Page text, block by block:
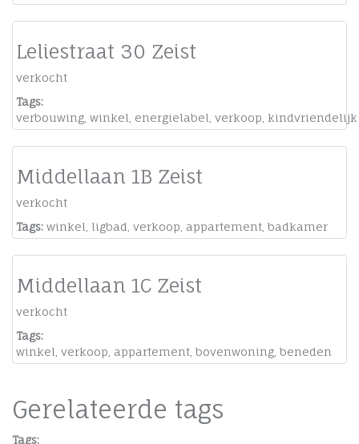
Leliestraat 30 Zeist
verkocht
Tags:
verbouwing winkel energielabel verkoop kindvriendelijk
Middellaan 1B Zeist
verkocht
Tags: winkel ligbad verkoop appartement badkamer
Middellaan 1C Zeist
verkocht
Tags:
winkel verkoop appartement bovenwoning beneden
Gerelateerde tags
Tags: